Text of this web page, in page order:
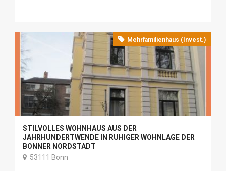
STILVOLLES WOHNHAUS AUS DER
JAHRHUNDERTWENDE IN RUHIGER WOHNLAGE DER
BONNER NORDSTADT
53111 Bonn
Mehrfamilienhaus (Invest.)